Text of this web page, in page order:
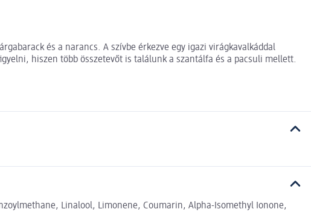
és a narancs. A szívbe érkezve egy igazi virágkavalkáddal
hiszen több összetevőt is találunk a szantálfa és a pacsuli mellett.
Linalool, Limonene, Coumarin, Alpha-Isomethyl Ionone,